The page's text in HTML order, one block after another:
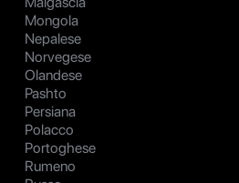
Mongola
Nepalese
Norvegese
Olandese
Pashto
Persiana
Polacco
Portoghese
Rumeno